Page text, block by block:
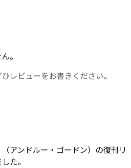
。
レビューをお書きください。
アンドルー・ゴードン）の復刊リ
た。